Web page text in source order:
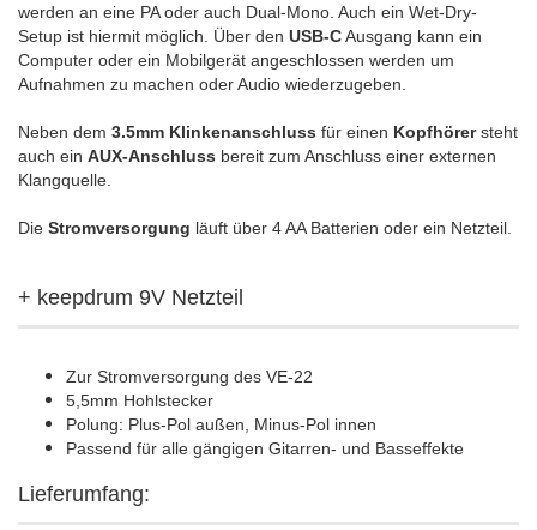
werden an eine PA oder auch Dual-Mono. Auch ein Wet-Dry-
Setup ist hiermit möglich. Über den USB-CAusgang kann ein
Computer oder ein Mobilgerät angeschlossen werden um
Aufnahmen zu machen oder Audio wiederzugeben.
Neben dem 3.5mm Klinkenanschluss für einen Kopfhörersteht
auch ein AUX-Anschluss bereit zum Anschluss einer externen
Klangquelle.
Die Stromversorgung läuft über 4 AA Batterien oder ein Netzteil.
+ keepdrum 9V Netzteil
Zur Stromversorgung des VE-22
5,5mm Hohlstecker
Polung: Plus-Pol außen, Minus-Pol innen
Passend für alle gängigen Gitarren- und Basseffekte
Lieferumfang: